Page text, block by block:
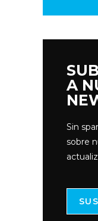
A
Sin
sobre